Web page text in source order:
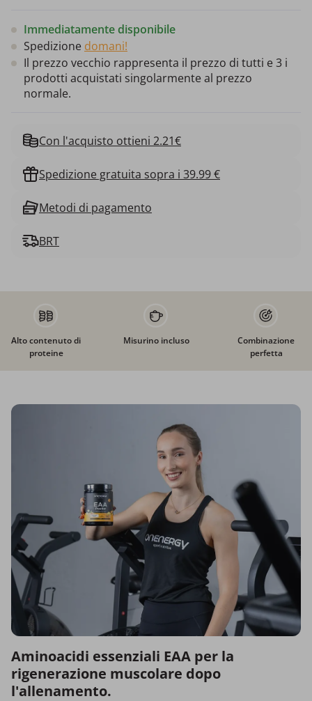
Immediatamente disponibile
Spedizione domani!
Il prezzo vecchio rappresenta il prezzo di tutti e 3 i
prodotti acquistati singolarmente al prezzo
normale.
Con l'acquisto ottieni 2.21€
Spedizione gratuita sopra i 39.99 €
Metodi di pagamento
BRT
Alto contenuto di
proteine
Misurino incluso
Combinazione
perfetta
Aminoacidi essenziali EAA per la
rigenerazione muscolare dopo
l'allenamento.